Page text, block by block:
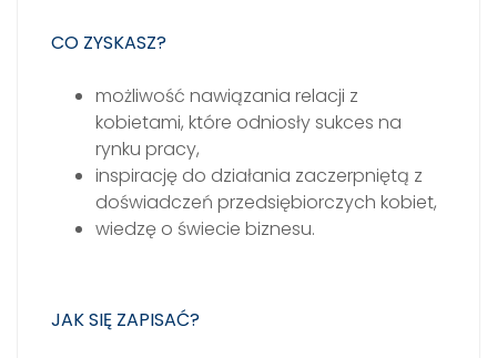
CO ZYSKASZ?
możliwość nawiązania relacji z
kobietami, które odniosły sukces na
rynku pracy,
inspirację do działania zaczerpniętą z
doświadczeń przedsiębiorczych kobiet,
wiedzę o świecie biznesu.
JAK SIĘ ZAPISAĆ?